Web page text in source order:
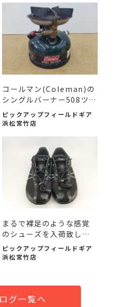
コールマン(Coleman)の
シングルバーナー508ツー
レ...
ピックアップフィールドギア
浜松宮竹店
まるで裸足のような感覚
のシューズを入荷致しま
した！
ピックアップフィールドギア
浜松宮竹店
グ一覧へ